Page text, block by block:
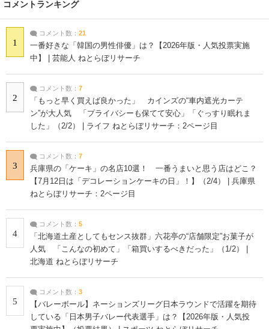
コメントランキング
1
コメント数： 21
一番好きな「韓国の男性俳優」は？【2026年版・人気投票実施
中】 | 芸能人 ねとらぼリサーチ
2
コメント数： 7
「もっと早く買えば良かった」 カインズの“車内遮光カーテ
ン”が大人気 「プライバシーも保てて安心」「ぐっすり眠れま
した」（2/2） | ライフ ねとらぼリサーチ：2ページ目
3
コメント数： 7
兵庫県の「ケーキ」の名店10選！ 一番うまいと思う店はどこ？
【7月12日は「デコレーションケーキの日」！】（2/4） | 兵庫県
ねとらぼリサーチ：2ページ目
4
コメント数： 5
「北海道土産としてもセンス抜群」六花亭の“店舗限定”お菓子が
人気 「こんなの初めて」「箱買いするべきだった」（1/2） |
北海道 ねとらぼリサーチ
5
コメント数： 3
【バレーボール】ネーションズリーグ日本ラウンドで活躍を期待
している「日本男子バレー代表選手」は？【2026年版・人気投